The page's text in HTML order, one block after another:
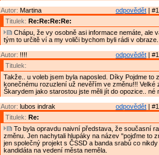
odpovědět |
Autor: Martina
Titulek: Re:Re:Re:Re:
Chápu, že vy osobně asi informace nemáte, ale
tým to určitě ví a my voliči bychom byli rádi v obraze.
odpovědět |
Autor: !!!!
Titulek:
Takže.. u voleb jsem byla naposled. Díky Pojdme to
konečnému rozuzlení už nevěřím ve změnu!!! Velké
Škarydem jako starostou jste měli jít do opozice.. né
odpovědět |
Autor: lubos indrak
Titulek: Re:
To byla opravdu naivní představa, že současní
změnu. Jen nachytali hlupáky na název "pojďme to
jen společný projekt s ČSSD a banda srabů co
kandidáta na vedení města neměla.